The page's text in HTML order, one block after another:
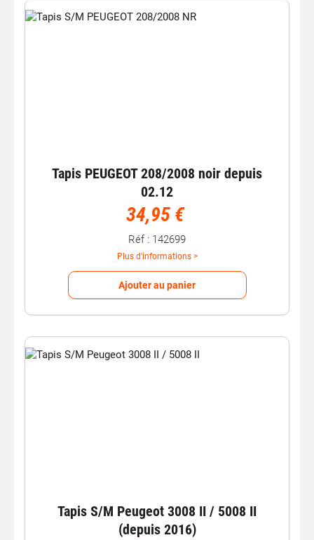
Tapis PEUGEOT 208/2008 noir depuis
02.12
34,95 €
Réf : 142699
Plus d'informations >
Ajouter au panier
Tapis S/M Peugeot 3008 II / 5008 II
(depuis 2016)